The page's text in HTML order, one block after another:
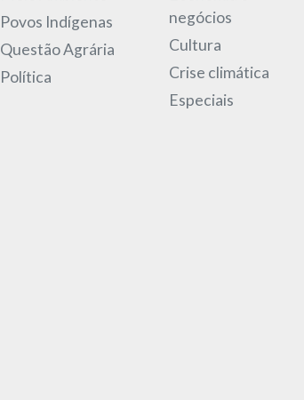
Povos Indígenas
Questão Agrária
Política
negócios
Cultura
Crise climática
Especiais